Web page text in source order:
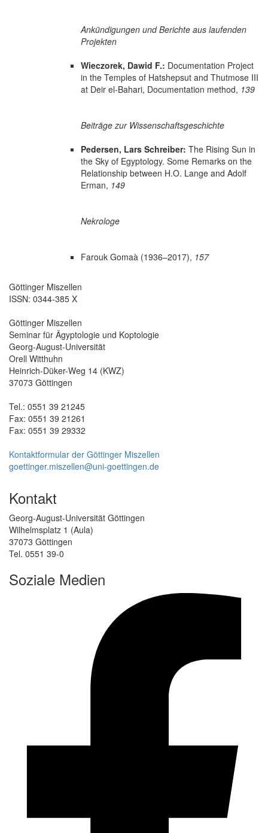
Ankündigungen und Berichte aus laufenden
Projekten
Wieczorek, Dawid F.: Documentation Project
in the Temples of Hatshepsut and Thutmose III
at Deir el-Bahari, Documentation method, 139
Beiträge zur Wissenschaftsgeschichte
Pedersen, Lars Schreiber: The Rising Sun in
the Sky of Egyptology. Some Remarks on the
Relationship between H.O. Lange and Adolf
Erman, 149
Nekrologe
Farouk Gomaà (1936–2017), 157
Göttinger Miszellen
ISSN: 0344-385 X
Göttinger Miszellen
Seminar für Ägyptologie und Koptologie
Georg-August-Universität
Orell Witthuhn
Heinrich-Düker-Weg 14 (KWZ)
37073 Göttingen
Tel.: 0551 39 21245
Fax: 0551 39 21261
Fax: 0551 39 29332
Kontaktformular der Göttinger Miszellen
goettinger.miszellen@uni-goettingen.de
Kontakt
Georg-August-Universität Göttingen
Wilhelmsplatz 1 (Aula)
37073 Göttingen
Tel. 0551 39-0
Soziale Medien